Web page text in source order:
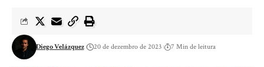
Diego Velázquez 20 de dezembro de 2023 7 Min de leitura